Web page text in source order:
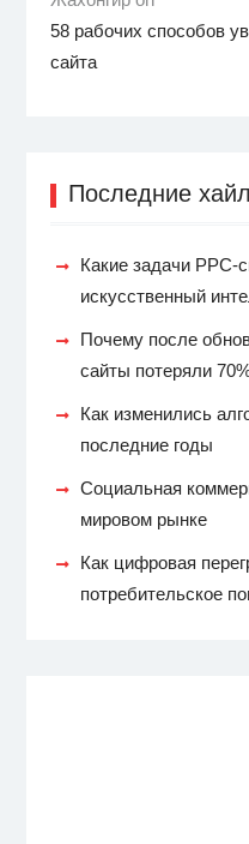
58 рабочих способов
сайта
Последние
Какие задачи PPC-
искусственный
Почему после
сайты потеряли
Как изменились
последние годы
Социальная
мировом рынке
Как цифровая
потребительское